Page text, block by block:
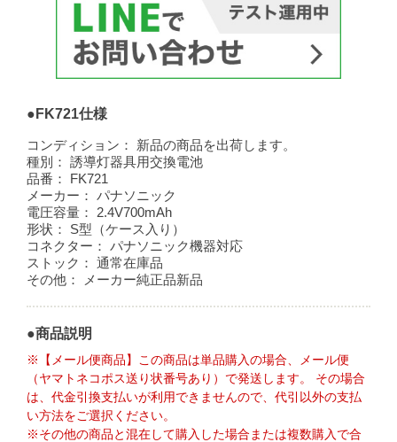
●FK721仕様
コンディション：
新品の商品を出荷します。
種別：
誘導灯器具用交換電池
品番：
FK721
メーカー：
パナソニック
電圧容量：
2.4V700mAh
形状：
S型（ケース入り）
コネクター：
パナソニック機器対応
ストック：
通常在庫品
その他：
メーカー純正品新品
●商品説明
※【メール便商品】この商品は単品購入の場合、メール便
（ヤマトネコポス送り状番号あり）で発送します。 その場合
は、代金引換支払いが利用できませんので、代引以外の支払
い方法をご選択ください。
※その他の商品と混在して購入した場合または複数購入で合